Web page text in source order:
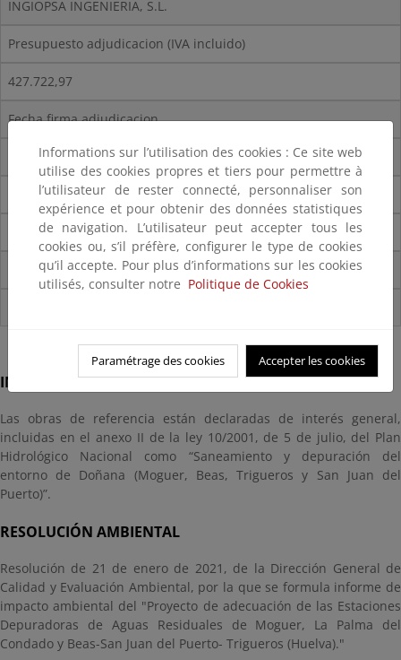
INGIOPSA INGENIERIA, S.L.
Presupuesto adjudicacion (IVA incluido)
427.722,97
Fecha firma adjudicacion
Miércoles, 27 Julio, 2022
SITUACIÓN
Estudios previos (fase II)
Proyecto constructivo (adenda)
INTERÉS GENERAL
Las obras de referencia están declaradas de interés general,
incluidas en el anexo II de la ley 10/2001, de 5 de julio, del Plan
Hidrológico Nacional como “Saneamiento y depuración del
entorno de Doñana (Moguer, Beas, Trigueros y San Juan del
Puerto)”.
RESOLUCIÓN AMBIENTAL
Resolución de 21 de enero de 2021, de la Dirección General de
Calidad y Evaluación Ambiental, por la que se formula informe de
impacto ambiental del "Proyecto de adecuación de las Estaciones
Depuradoras de Aguas Residuales de Moguer, La Palma del
Condado y Beas-San Juan del Puerto- Trigueros (Huelva)."
Informations sur l’utilisation des cookies : Ce site web
utilise des cookies propres et tiers pour permettre à
l’utilisateur de rester connecté, personnaliser son
expérience et pour obtenir des données statistiques
de navigation. L’utilisateur peut accepter tous les
cookies ou, s’il préfère, configurer le type de cookies
qu’il accepte. Pour plus d’informations sur les cookies
utilisés, consulter notre Politique de Cookies
Paramétrage des cookies Accepter les cookies